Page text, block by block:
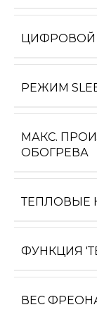
ЦИФРОВОЙ
РЕЖИМ
МАКС.
ОБОГРЕВА
ТЕПЛОВЫЕ
ФУНКЦИЯ
ВЕС